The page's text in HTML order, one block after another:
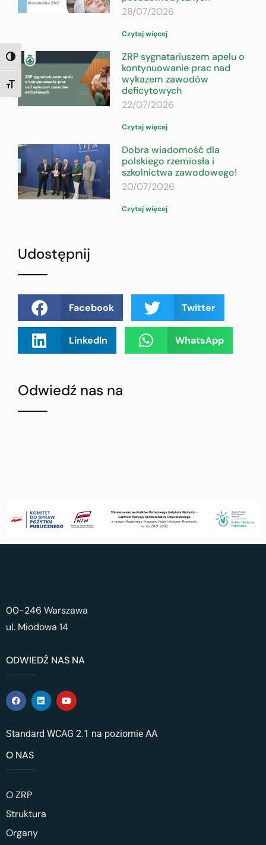
TOGGLE HIGH CONTRAST
TOGGLE FONT SIZE
28/07/2026
Czytaj więcej
ZRP sygnatariuszem apelu o
kontynuowanie prac nad
wykazem zawodów
deficytowych
22/07/2026
Czytaj więcej
Dobra wiadomość dla
polskiego rzemiosła i
szkolnictwa zawodowego!
20/07/2026
Czytaj więcej
Udostępnij
Facebook Twitter
LinkedIn WhatsApp
Odwiedź nas na
00-246 Warszawa
ul. Miodowa 14
ODWIEDŹ NAS NA
Standard WCAG 2.1 na poziomie AA
O NAS
O ZRP
Struktura
Organy